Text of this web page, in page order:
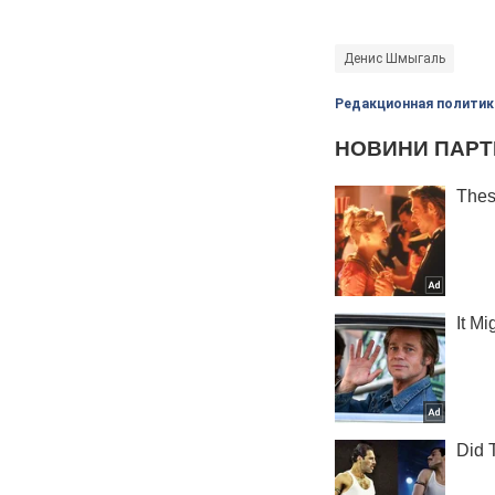
Денис Шмыгаль
Редакционная